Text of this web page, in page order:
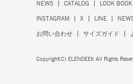
NEWS CATALOG LOOK BOOK
INSTAGRAM X LINE
お問い合わせ サイズガイド
Copyright(C) ELENDEEK All Rights